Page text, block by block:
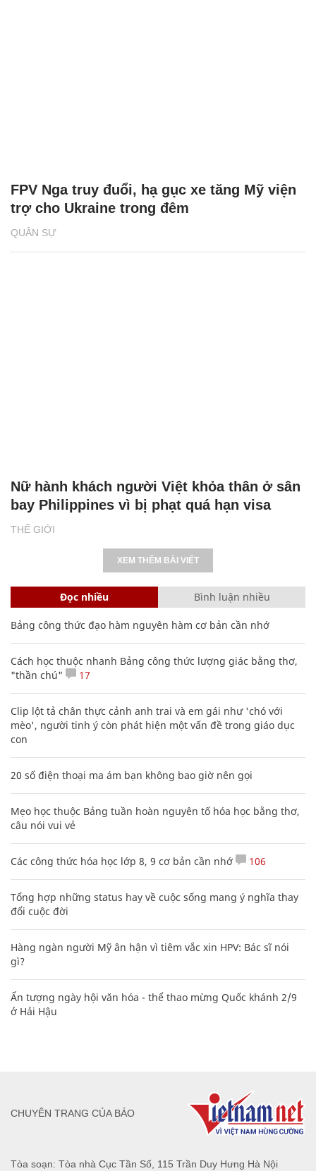
QUÂN SỰ
FPV Nga truy đuổi, hạ gục xe tăng Mỹ viện
trợ cho Ukraine trong đêm
THẾ GIỚI
Nữ hành khách người Việt khỏa thân ở sân
bay Philippines vì bị phạt quá hạn visa
XEM THÊM BÀI VIẾT
Đọc nhiều Bình luận nhiều
Bảng công thức đạo hàm nguyên hàm cơ bản cần nhớ
Cách học thuộc nhanh Bảng công thức lượng giác bằng thơ,
"thần chú"
17
Clip lột tả chân thực cảnh anh trai và em gái như 'chó với
mèo', người tinh ý còn phát hiện một vấn đề trong giáo dục
con
20 số điện thoại ma ám bạn không bao giờ nên gọi
Mẹo học thuộc Bảng tuần hoàn nguyên tố hóa học bằng thơ,
câu nói vui vẻ
Các công thức hóa học lớp 8, 9 cơ bản cần nhớ 106
Tổng hợp những status hay về cuộc sống mang ý nghĩa thay
đổi cuộc đời
Hàng ngàn người Mỹ ân hận vì tiêm vắc xin HPV: Bác sĩ nói
gì?
Ấn tượng ngày hội văn hóa - thể thao mừng Quốc khánh 2/9
ở Hải Hậu
Tòa soạn: Tòa nhà Cục Tần Số, 115 Trần Duy Hưng Hà Nội
CHUYÊN TRANG CỦA BÁO